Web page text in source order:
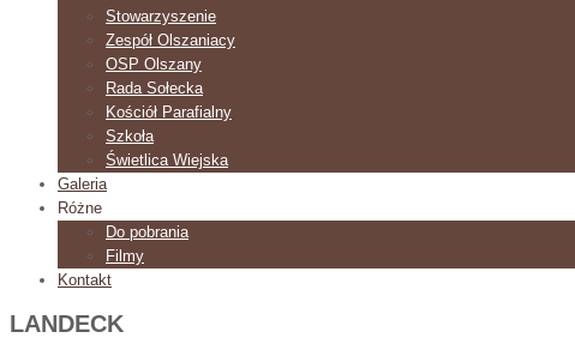
Stowarzyszenie
Zespół Olszaniacy
OSP Olszany
Rada Sołecka
Kościół Parafialny
Szkoła
Świetlica Wiejska
Galeria
Różne
Do pobrania
Filmy
Kontakt
LANDECK